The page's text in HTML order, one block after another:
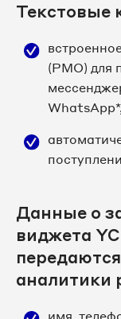
Текстовые
(РМО) для
Данные о
виджета
аналитики
имя,